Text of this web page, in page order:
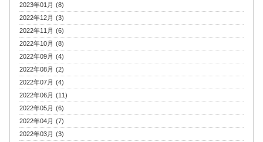
2023年01月 (8)
2022年12月 (3)
2022年11月 (6)
2022年10月 (8)
2022年09月 (4)
2022年08月 (2)
2022年07月 (4)
2022年06月 (11)
2022年05月 (6)
2022年04月 (7)
2022年03月 (3)